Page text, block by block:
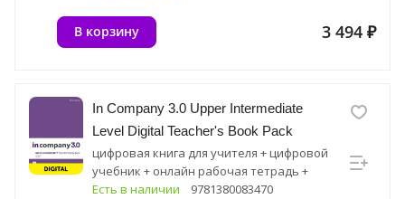
3 494 ₽
В корзину
In Company 3.0 Upper Intermediate
Level Digital Teacher's Book Pack
цифровая книга для учителя + цифровой
учебник + онлайн рабочая тетрадь +
цифровые ресурсные материалы
Есть в наличии 9781380083470